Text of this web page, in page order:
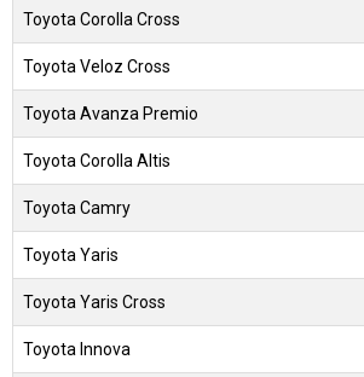
Toyota Corolla Cross
Toyota Veloz Cross
Toyota Avanza Premio
Toyota Corolla Altis
Toyota Camry
Toyota Yaris
Toyota Yaris Cross
Toyota Innova